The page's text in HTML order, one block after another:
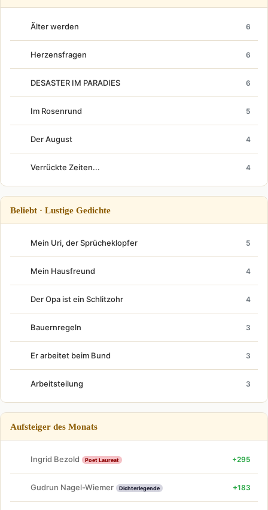
Älter werden 6
Herzensfragen 6
DESASTER IM PARADIES 6
Im Rosenrund 5
Der August 4
Verrückte Zeiten... 4
Beliebt · Lustige Gedichte
Mein Uri, der Sprücheklopfer 5
Mein Hausfreund 4
Der Opa ist ein Schlitzohr 4
Bauernregeln 3
Er arbeitet beim Bund 3
Arbeitsteilung 3
Aufsteiger des Monats
Ingrid Bezold Poet Laureat +295
Gudrun Nagel-Wiemer Dichterlegende +183